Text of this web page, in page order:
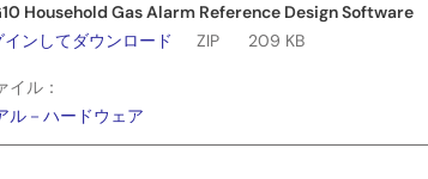
Household Gas Alarm Reference Design Software
インしてダウンロード
ZIP 209 KB
イル：
ル－ハードウェア